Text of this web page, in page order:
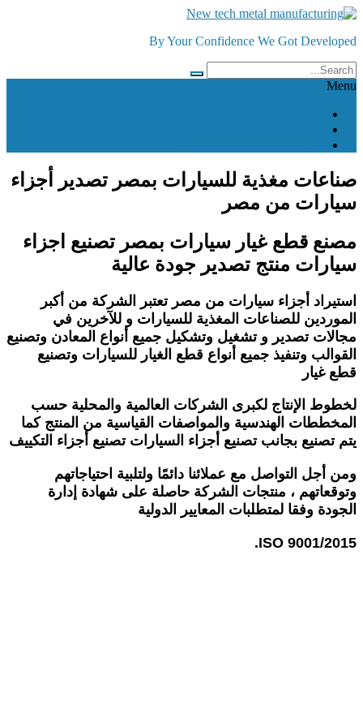
Skip
content
By Your Confidence We Got Developed
Menu
صناعات مغذية للسيارات بمصر تصدير أجزاء
سيارات من مصر
مصنع قطع غيار سيارات بمصر تصنيع اجزاء
سيارات منتج تصدير جودة عالية
استيراد أجزاء سيارات من مصر تعتبر الشركة من أكبر
الموردين للصناعات المغذية للسيارات و للآخرين في
مجالات تصدير و تشغيل وتشكيل جميع أنواع المعادن وتصنيع
القوالب وتنفيذ جميع أنواع قطع الغيار للسيارات وتصنيع
قطع غيار
لخطوط الإنتاج لكبرى الشركات العالمية والمحلية حسب
المخططات الهندسية والمواصفات القياسية من المنتج كما
يتم تصنيع بجانب تصنيع أجزاء السيارات تصنيع أجزاء التكييف
ومن أجل التواصل مع عملائنا دائمًا ولتلبية احتياجاتهم
وتوقعاتهم ، منتجات الشركة حاصلة على شهادة إدارة
الجودة وفقا لمتطلبات المعايير الدولية
ISO 9001/2015.